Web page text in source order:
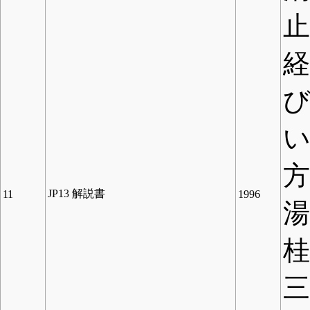
11 JP13 解説書 1996